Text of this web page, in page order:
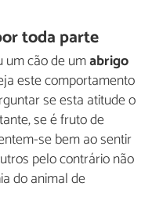
toda parte
um cão de umabrigo
este comportamento
se esta atitude o
se é fruto de
se bem ao sentir
pelo contrário não
do animal de